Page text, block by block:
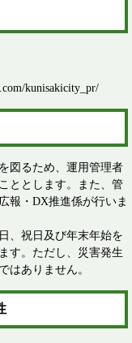
kunisakicity_pr/
図るため、運用管理者
ととします。また、管
報・DX推進係が行いま
、祝日及び年末年始を
す。ただし、災害発生
はありません。